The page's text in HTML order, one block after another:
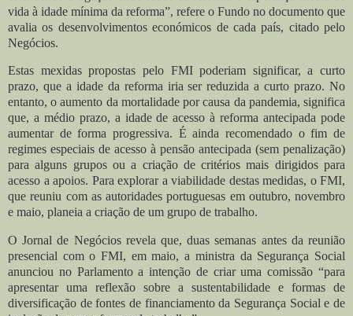
vida à idade mínima da reforma”, refere o Fundo no documento que
avalia os desenvolvimentos económicos de cada país, citado pelo
Negócios.
Estas mexidas propostas pelo FMI poderiam significar, a curto
prazo, que a idade da reforma iria ser reduzida a curto prazo. No
entanto, o aumento da mortalidade por causa da pandemia, significa
que, a médio prazo, a idade de acesso à reforma antecipada pode
aumentar de forma progressiva. É ainda recomendado o fim de
regimes especiais de acesso à pensão antecipada (sem penalização)
para alguns grupos ou a criação de critérios mais dirigidos para
acesso a apoios. Para explorar a viabilidade destas medidas, o FMI,
que reuniu com as autoridades portuguesas em outubro, novembro
e maio, planeia a criação de um grupo de trabalho.
O Jornal de Negócios revela que, duas semanas antes da reunião
presencial com o FMI, em maio, a ministra da Segurança Social
anunciou no Parlamento a intenção de criar uma comissão “para
apresentar uma reflexão sobre a sustentabilidade e formas de
diversificação de fontes de financiamento da Segurança Social e de